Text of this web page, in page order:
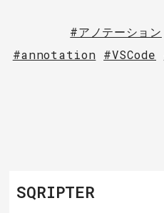
#アノテーション
#annotation #VSCode
SQRIPTER